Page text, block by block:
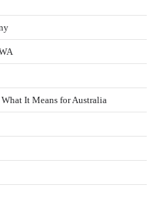
It Means for Australia